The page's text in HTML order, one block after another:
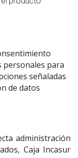
personales para
señaladas
de datos
administración
Caja Incasur